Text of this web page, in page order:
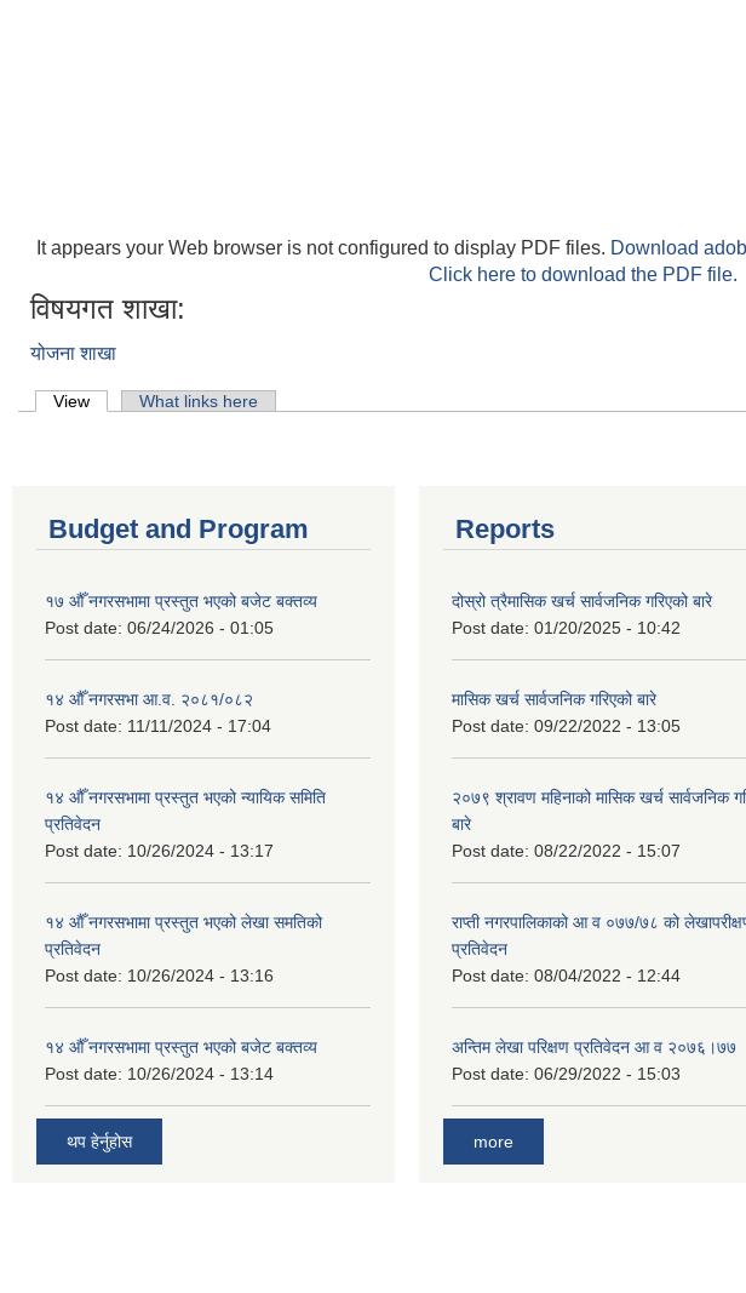
It appears your Web browser is not configured to display PDF files. Download
Click here to download the PDF file.
विषयगत शाखा:
योजना शाखा
Primary tabs
View (active tab)What links here
Budget and Program
१७ औँ नगरसभामा प्रस्तुत भएको बजेट बक्तव्य
Post date: 06/24/2026 - 01:05
१४ औँ नगरसभा आ.व. २०८१/०८२
Post date: 11/11/2024 - 17:04
१४ औँ नगरसभामा प्रस्तुत भएको न्यायिक समिति
प्रतिवेदन
Post date: 10/26/2024 - 13:17
१४ औँ नगरसभामा प्रस्तुत भएको लेखा समतिको
प्रतिवेदन
Post date: 10/26/2024 - 13:16
१४ औँ नगरसभामा प्रस्तुत भएको बजेट बक्तव्य
Post date: 10/26/2024 - 13:14
थप हेर्नुहोस
Reports
दोस्रो त्रैमासिक खर्च सार्वजनिक गरिएको बारे
Post date: 01/20/2025 - 10:42
मासिक खर्च सार्वजनिक गरिएको बारे
Post date: 09/22/2022 - 13:05
२०७९ श्रावण महिनाको मासिक खर्च सार्वजनिक
बारे
Post date: 08/22/2022 - 15:07
राप्ती नगरपालिकाको आ व ०७७/७८ को
प्रतिवेदन
Post date: 08/04/2022 - 12:44
अन्तिम लेखा परिक्षण प्रतिवेदन आ व २०७६।७७
Post date: 06/29/2022 - 15:03
more